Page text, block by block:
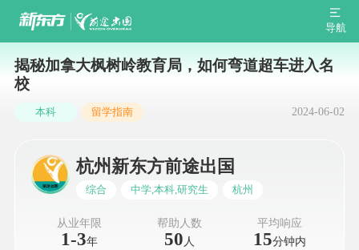
导航
揭秘加拿大枫树岭教育局，如何弯道超车进入名
校
本科 留学指南 2024-06-02
杭州新东方前途出国
综合 中学,本科,研究生 杭州
从业年限
1-3年
帮助人数
50 人
平均响应
15分钟内